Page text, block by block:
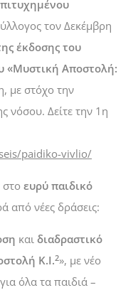
τον Δεκέμβρη
έκδοσης του
«Μυστική Αποστολή:
με στόχο την
νόσου. Δείτε την 1η
paidiko-vivlio/
στο ευρύ παιδικό
από νέες δράσεις:
και διαδραστικό
Κ.Ι.2», με νέο
όλα τα παιδιά –